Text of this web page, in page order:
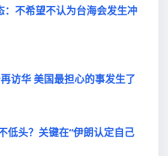
：不希望不认为台海会发生冲
访华 美国最担心的事发生了
低头？关键在“伊朗认定自己